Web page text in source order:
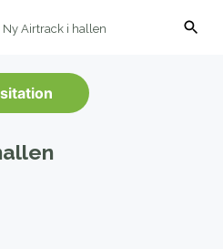
Ny Airtrack i hallen